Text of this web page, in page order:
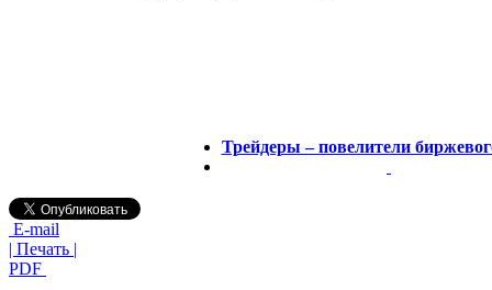
Трейдеры – повелители
E-mail
| Печать |
PDF